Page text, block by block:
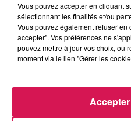
Du lundi au vendredi, avec
manifestations et Eva,
notre région.
Vous pouvez accepter en cliquant
sélectionnant les finalités et/ou
Vous pouvez également refuser
accepter". Vos préférences ne
pouvez mettre à jour vos choix, ou
moment via le lien "Gérer les